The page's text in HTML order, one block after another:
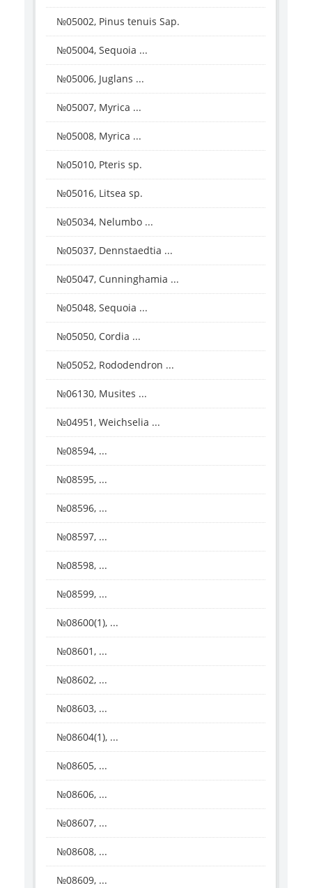
№05002, Pinus tenuis Sap.
№05004, Sequoia ...
№05006, Juglans ...
№05007, Myrica ...
№05008, Myrica ...
№05010, Pteris sp.
№05016, Litsea sp.
№05034, Nelumbo ...
№05037, Dennstaedtia ...
№05047, Cunninghamia ...
№05048, Sequoia ...
№05050, Cordia ...
№05052, Rododendron ...
№06130, Musites ...
№04951, Weichselia ...
№08594, ...
№08595, ...
№08596, ...
№08597, ...
№08598, ...
№08599, ...
№08600(1), ...
№08601, ...
№08602, ...
№08603, ...
№08604(1), ...
№08605, ...
№08606, ...
№08607, ...
№08608, ...
№08609, ...